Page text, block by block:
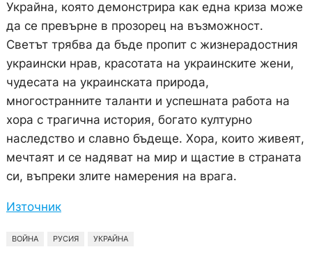
Украйна, която демонстрира как една криза може
да се превърне в прозорец на възможност.
Светът трябва да бъде пропит с жизнерадостния
украински нрав, красотата на украинските жени,
чудесата на украинската природа,
многостранните таланти и успешната работа на
хора с трагична история, богато културно
наследство и славно бъдеще. Хора, които живеят,
мечтаят и се надяват на мир и щастие в страната
си, въпреки злите намерения на врага.
Източник
ВОЙНА РУСИЯ УКРАЙНА